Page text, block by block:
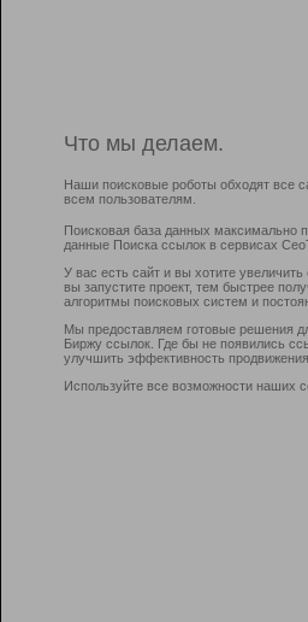
Что мы делаем.
Наши поисковые роботы обходят все
всем пользователям.
Поисковая база данных максимально
данные Поиска ссылок в сервисах
У вас есть сайт и вы хотите
вы запустите проект, тем быстрее
алгоритмы поисковых систем и
Мы предоставляем готовые решения
Биржу ссылок. Где бы не появились
улучшить эффективность продвижения.
Используйте все возможности наших